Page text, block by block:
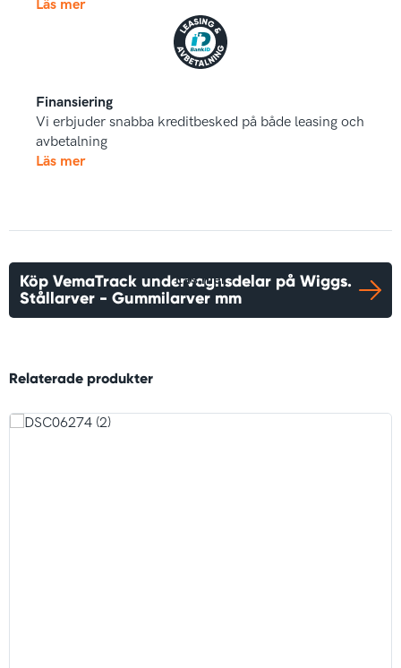
Läs mer
Finansiering
Vi erbjuder snabba kreditbesked på både leasing och
avbetalning
Läs mer
Läs mer
Köp VemaTrack undervagnsdelar på Wiggs.
Stållarver - Gummilarver mm
Relaterade produkter